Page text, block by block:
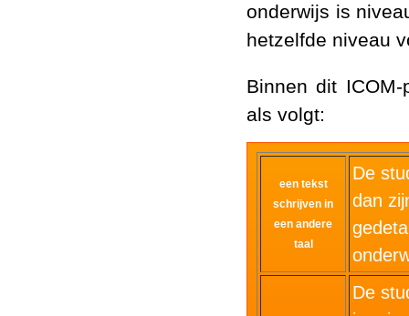
onderwijs is
hetzelfde niveau
Binnen dit
als volgt:
een tekst
schrijven in
een andere
taal
De
dan
De